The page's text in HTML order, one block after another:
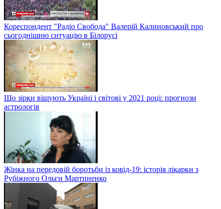
Кореспондент "Радіо Свобода" Валерій Калиновський про
сьогоднішню ситуацію в Білорусі
Що зірки віщують Україні і світові у 2021 році: прогнози
астрологів
Жінка на передовій боротьби із ковід-19: історія лікарки з
Рубіжного Ольги Мартиненко